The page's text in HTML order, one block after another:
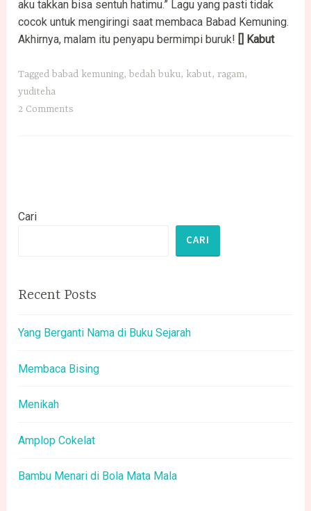
aku takkan bisa sentuh hatimu.” Lagu yang pasti tidak
cocok untuk mengiringi saat membaca Babad Kemuning.
Akhirnya, malam itu penyapu bermimpi buruk! [] Kabut
Tagged babad kemuning, bedah buku, kabut, ragam,
yuditeha
2 Comments
Cari
CARI
Recent Posts
Yang Berganti Nama di Buku Sejarah
Membaca Bising
Menikah
Amplop Cokelat
Bambu Menari di Bola Mata Mala